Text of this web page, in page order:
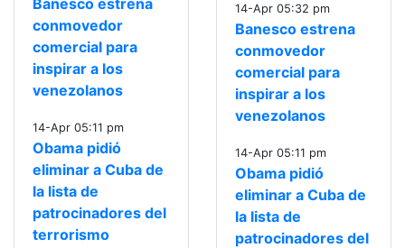
Banesco estrena
conmovedor
comercial para
inspirar a los
venezolanos
14-Apr 05:11 pm
Obama pidió
eliminar a Cuba de
la lista de
patrocinadores del
terrorismo
14-Apr 05:32 pm
Banesco estrena
conmovedor
comercial para
inspirar a los
venezolanos
14-Apr 05:11 pm
Obama pidió
eliminar a Cuba de
la lista de
patrocinadores del